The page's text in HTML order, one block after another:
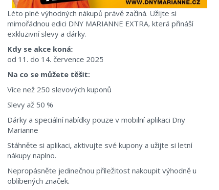
Léto plné výhodných nákupů právě začíná. Užijte si
mimořádnou edici DNY MARIANNE EXTRA, která přináší
exkluzivní slevy a dárky.
Kdy se akce koná:
od 11. do 14. července 2025
Na co se můžete těšit:
Více než 250 slevových kuponů
Slevy až 50 %
Dárky a speciální nabídky pouze v mobilní aplikaci Dny
Marianne
Stáhněte si aplikaci, aktivujte své kupony a užijte si letní
nákupy naplno.
Nepropásněte jedinečnou příležitost nakoupit výhodně u
oblíbených značek.